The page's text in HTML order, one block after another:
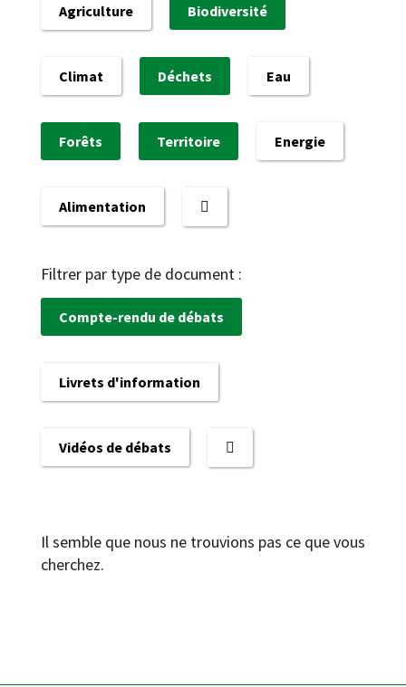
Agriculture Biodiversité
Climat Déchets Eau
Forêts Territoire Energie
Alimentation
Filtrer par type de document :
Compte-rendu de débats
Livrets d'information
Vidéos de débats
Il semble que nous ne trouvions pas ce que vous
cherchez.